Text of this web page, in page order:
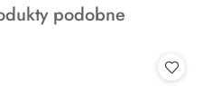
podobne